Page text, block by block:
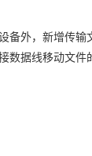
备外，新增传输
数据线移动文件